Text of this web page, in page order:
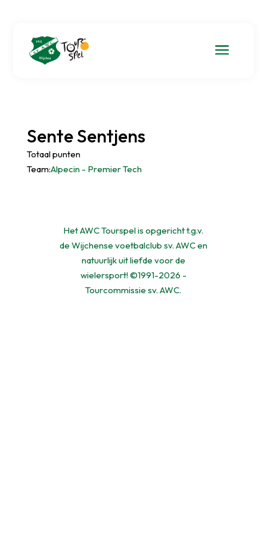
a
Sente Sentjens
Totaal punten
Team:Alpecin - Premier Tech
Het AWC Tourspel is opgericht t.g.v.
de Wijchense voetbalclub sv. AWC en
natuurlijk uit liefde voor de
wielersport! ©1991-2026 -
Tourcommissie sv. AWC.